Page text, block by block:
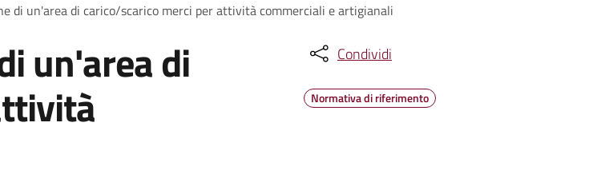
di un'area di carico/scarico merci per attività commerciali e artigianali
un'area di Condividi
Normativa di riferimento